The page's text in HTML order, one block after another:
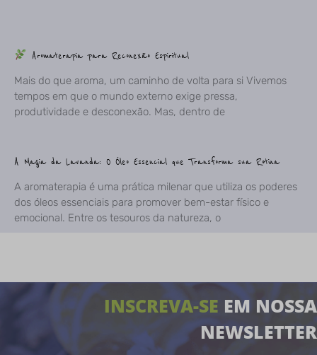
Aromaterapia para Reconexão Espiritual
Mais do que aroma, um caminho de volta para si Vivemos
tempos em que o mundo externo exige pressa,
produtividade e desconexão. Mas, dentro de
A Magia da Lavanda: O Óleo Essencial que Transforma sua Rotina
A aromaterapia é uma prática milenar que utiliza os poderes
dos óleos essenciais para promover bem-estar físico e
emocional. Entre os tesouros da natureza, o
INSCREVA-SE EM NOSSA
NEWSLETTER